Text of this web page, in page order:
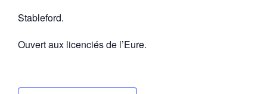
Stableford.
Ouvert aux licenciés de l’Eure.